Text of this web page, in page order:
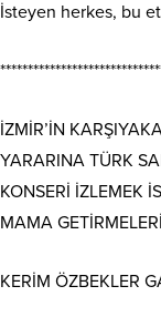
İsteyen herkes, bu
İZMİR’İN
YARARINA TÜRK
KONSERİ İZLEMEK
MAMA
KERİM ÖZBEKLER